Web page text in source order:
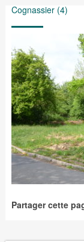
Cognassier (4)
Partager cette